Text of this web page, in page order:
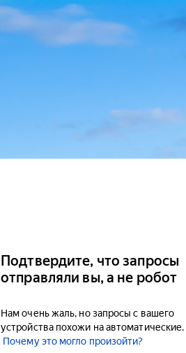
Подтвердите, что запросы
отправляли вы, а не робот
Нам очень жаль, но запросы с вашего
устройства похожи на автоматические.
Почему это могло произойти?